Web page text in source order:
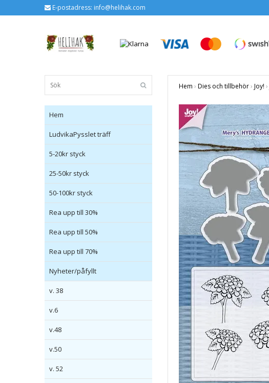
E-postadress: info@helihak.com
Hem
LudvikaPysslet träff
5-20kr styck
25-50kr styck
50-100kr styck
Rea upp till 30%
Rea upp till 50%
Rea upp till 70%
Nyheter/påfyllt
v. 38
v.6
v.48
v.50
v. 52
Hem › Dies och tillbehör› Joy! ›